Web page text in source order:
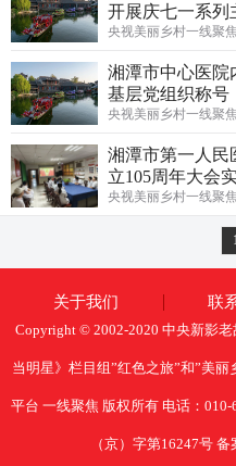
开展庆七一系列
央视美丽乡村一线聚
湘潭市中心医院
基层党组织称号
央视美丽乡村一线聚
湘潭市第一人民
立105周年大会
央视美丽乡村一线聚
1
关于我们 联
Copyright © 2002-2020 中央新影
当明星》栏目组”红色之旅”和”美
平台 一线聚焦 版权所有 电话：
（京）字第16247号 备